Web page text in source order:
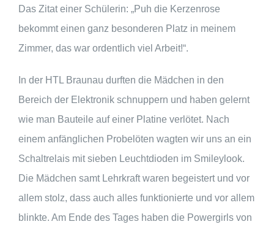
Das Zitat einer Schülerin: „Puh die Kerzenrose
bekommt einen ganz besonderen Platz in meinem
Zimmer, das war ordentlich viel Arbeit!“.
In der HTL Braunau durften die Mädchen in den
Bereich der Elektronik schnuppern und haben gelernt
wie man Bauteile auf einer Platine verlötet. Nach
einem anfänglichen Probelöten wagten wir uns an ein
Schaltrelais mit sieben Leuchtdioden im Smileylook.
Die Mädchen samt Lehrkraft waren begeistert und vor
allem stolz, dass auch alles funktionierte und vor allem
blinkte. Am Ende des Tages haben die Powergirls von